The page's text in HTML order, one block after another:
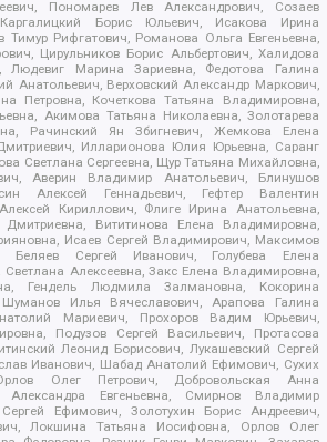
Пономарев Лев Александрович, Созаев
Борис Юльевич, Исакова Ирина
Тимур Рифгатович, Романова Ольга Евгеньевна,
Цирульников Борис Альбертович, Халидова
Людевиг Марина Зариевна, Федотова Галина
Анатольевич, Верховский Александр Маркович,
Петровна, Кочеткова Татьяна Владимировна,
Акимова Татьяна Николаевна, Золотарева
Рачинский Ян Збигневич, Жемкова Елена
Илларионова Юлия Юрьевна, Саранг
Светлана Сергеевна, Щур Татьяна Михайловна,
Аверин Владимир Анатольевич, Блинушов
Алексей Геннадьевич, Гефтер Валентин
Кириллович, Флиге Ирина Анатольевна,
Вититинова Елена Владимировна,
Исаев Сергей Владимирович, Максимов
Беляев Сергей Иванович, Голубева Елена
Светлана Алексеевна, Закс Елена Владимировна,
Гендель Людмила Залмановна, Кокорина
Шуманов Илья Вячеславович, Арапова Галина
Мариевич, Прохоров Вадим Юрьевич,
Подузов Сергей Васильевич, Протасова
Леонид Борисович, Лукашевский Сергей
Иванович, Шабад Анатолий Ефимович, Сухих
Олег Петрович, Добровольская Анна
Александра Евгеньевна, Смирнов Владимир
Ефимович, Золотухин Борис Андреевич,
Локшина Татьяна Иосифовна, Орлов Олег